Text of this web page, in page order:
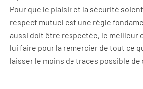
Pour que le plaisir et la sécurité
respect mutuel est une règle
aussi doit être respectée, le meilleur
lui faire pour la remercier de tout ce
laisser le moins de traces possible de